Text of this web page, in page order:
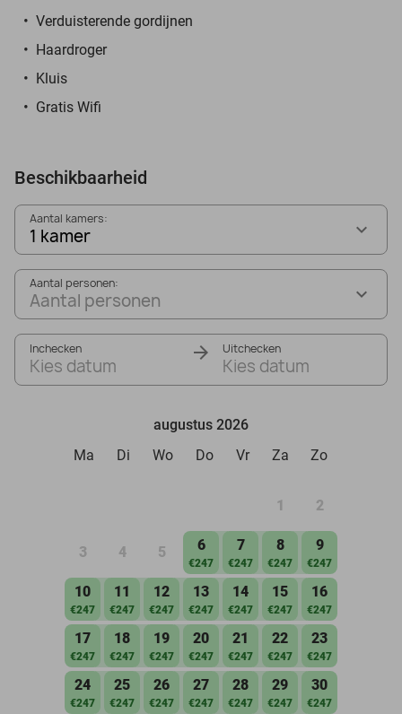
Verduisterende gordijnen
Haardroger
Kluis
Gratis Wifi
Beschikbaarheid
Aantal kamers:
1 kamer
Aantal personen:
Aantal personen
Inchecken
Kies datum
Uitchecken
Kies datum
augustus 2026
Ma
Di Wo Do Vr Za Zo
1 2
3 4 5 6
€247
7
€247
8
€247
9
€247
10
€247
11
€247
12
€247
13
€247
14
€247
15
€247
16
€247
17
€247
18
€247
19
€247
20
€247
21
€247
22
€247
23
€247
24
€247
25
€247
26
€247
27
€247
28
€247
29
€247
30
€247